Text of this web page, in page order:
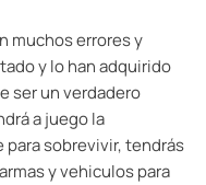
muchos errores y
y lo han adquirido
ser un verdadero
a juego la
para sobrevivir, tendrás
y vehiculos para